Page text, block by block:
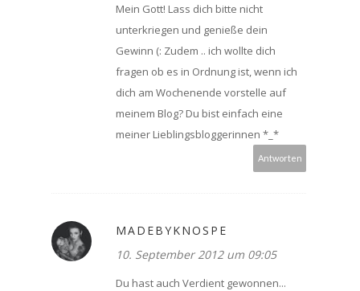
Mein Gott! Lass dich bitte nicht
unterkriegen und genieße dein
Gewinn (: Zudem .. ich wollte dich
fragen ob es in Ordnung ist, wenn ich
dich am Wochenende vorstelle auf
meinem Blog? Du bist einfach eine
meiner Lieblingsbloggerinnen *_*
Antworten
MADEBYKNOSPE
10. September 2012 um 09:05
Du hast auch Verdient gewonnen...